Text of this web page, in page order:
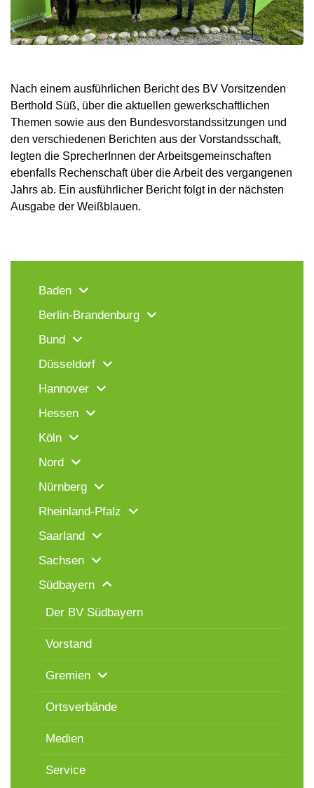
Nach einem ausführlichen Bericht des BV Vorsitzenden
Berthold Süß, über die aktuellen gewerkschaftlichen
Themen sowie aus den Bundesvorstandssitzungen und
den verschiedenen Berichten aus der Vorstandsschaft,
legten die SprecherInnen der Arbeitsgemeinschaften
ebenfalls Rechenschaft über die Arbeit des vergangenen
Jahrs ab. Ein ausführlicher Bericht folgt in der nächsten
Ausgabe der Weißblauen.
Baden
Berlin-Brandenburg
Bund
Düsseldorf
Hannover
Hessen
Köln
Nord
Nürnberg
Rheinland-Pfalz
Saarland
Sachsen
Südbayern
Der BV Südbayern
Vorstand
Gremien
Ortsverbände
Medien
Service